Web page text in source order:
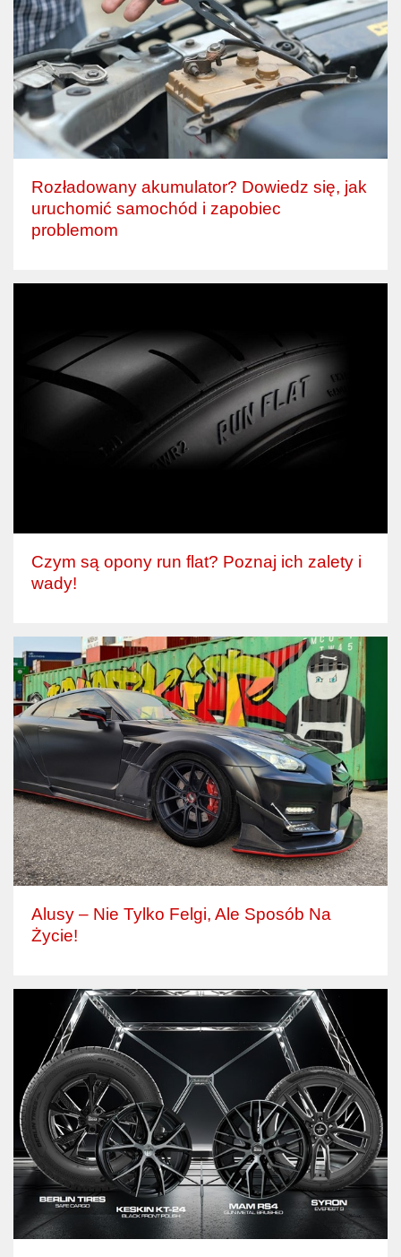
Rozładowany akumulator? Dowiedz się, jak
uruchomić samochód i zapobiec
problemom
Czym są opony run flat? Poznaj ich zalety i
wady!
Alusy – Nie Tylko Felgi, Ale Sposób Na
Życie!